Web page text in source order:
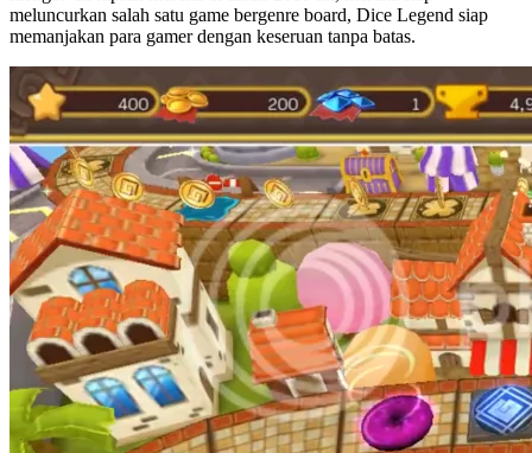
meluncurkan salah satu game bergenre board, Dice Legend siap
memanjakan para gamer dengan keseruan tanpa batas.